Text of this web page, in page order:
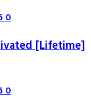
0
[Lifetime]
0